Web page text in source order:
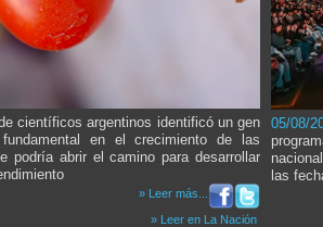
científicos argentinos identificó un gen
en el crecimiento de las
podría abrir el camino para desarrollar
» Leer más...
» Leer en La Nación
05/08/
las